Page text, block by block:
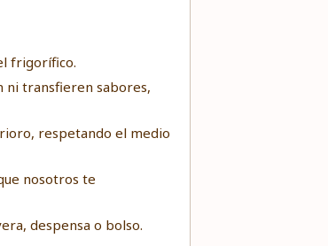
frigorífico.
ni transfieren sabores,
respetando el medio
nosotros te
despensa o bolso.